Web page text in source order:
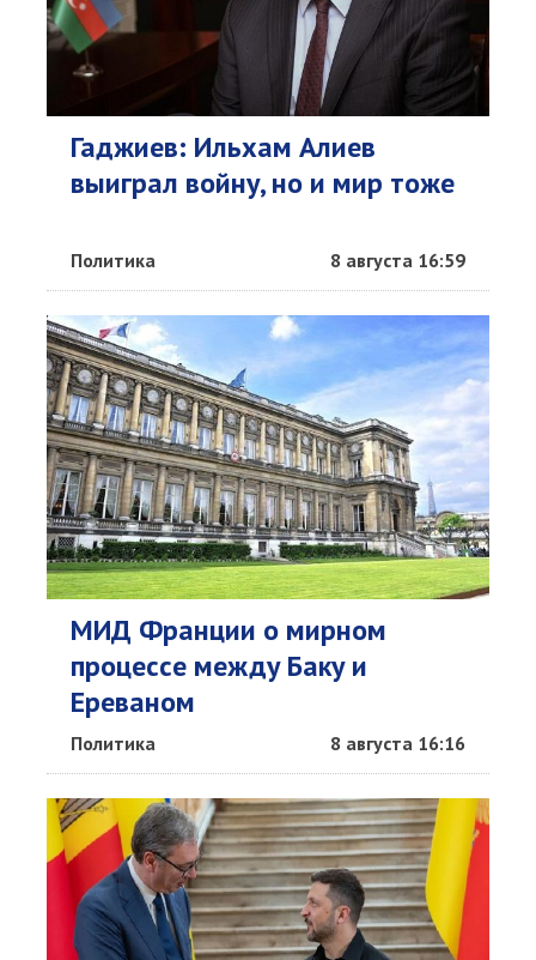
Гаджиев: Ильхам Алиев
выиграл войну, но и мир тоже
Политика 8 августа 16:59
МИД Франции о мирном
процессе между Баку и
Ереваном
Политика 8 августа 16:16